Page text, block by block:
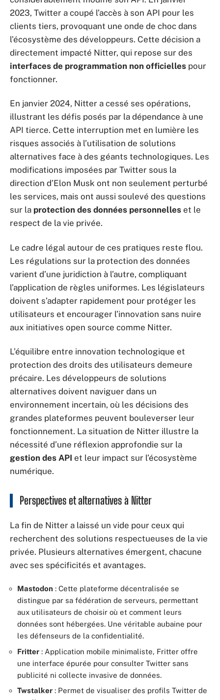
2023, Twitter a coupé l’accès à son API pour les
clients tiers, provoquant une onde de choc dans
l’écosystème des développeurs. Cette décision a
directement impacté Nitter, qui repose sur des
interfaces de programmation non officielles pour
fonctionner.
En janvier 2024, Nitter a cessé ses opérations,
illustrant les défis posés par la dépendance à une
API tierce. Cette interruption met en lumière les
risques associés à l’utilisation de solutions
alternatives face à des géants technologiques. Les
modifications imposées par Twitter sous la
direction d’Elon Musk ont non seulement perturbé
les services, mais ont aussi soulevé des questions
sur la protection des données personnelles et le
respect de la vie privée.
Le cadre légal autour de ces pratiques reste flou.
Les régulations sur la protection des données
varient d’une juridiction à l’autre, compliquant
l’application de règles uniformes. Les législateurs
doivent s’adapter rapidement pour protéger les
utilisateurs et encourager l’innovation sans nuire
aux initiatives open source comme Nitter.
L’équilibre entre innovation technologique et
protection des droits des utilisateurs demeure
précaire. Les développeurs de solutions
alternatives doivent naviguer dans un
environnement incertain, où les décisions des
grandes plateformes peuvent bouleverser leur
fonctionnement. La situation de Nitter illustre la
nécessité d’une réflexion approfondie sur la
gestion des API et leur impact sur l’écosystème
numérique.
Perspectives et alternatives à Nitter
La fin de Nitter a laissé un vide pour ceux qui
recherchent des solutions respectueuses de la vie
privée. Plusieurs alternatives émergent, chacune
avec ses spécificités et avantages.
Mastodon : Cette plateforme décentralisée se
distingue par sa fédération de serveurs, permettant
aux utilisateurs de choisir où et comment leurs
données sont hébergées. Une véritable aubaine pour
les défenseurs de la confidentialité.
Fritter : Application mobile minimaliste, Fritter offre
une interface épurée pour consulter Twitter sans
publicité ni collecte invasive de données.
Twstalker : Permet de visualiser des profils Twitter de